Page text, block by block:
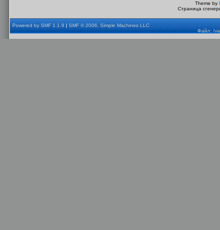
Theme by
Страница
Powered by SMF 1.1.9|SMF © 2006, Simple Machines LLC
Файл: /